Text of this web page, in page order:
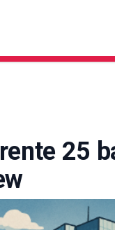
25